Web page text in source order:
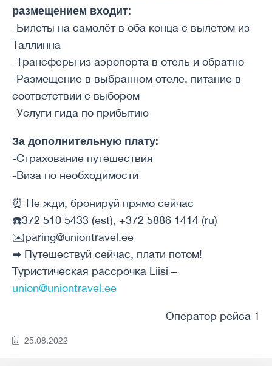
размещением входит:
-Билеты на самолёт в оба конца с вылетом из
Таллинна
-Трансферы из аэропорта в отель и обратно
-Размещение в выбранном отеле, питание в
соответствии с выбором
-Услуги гида по прибытию
За дополнительную плату:
-Страхование путешествия
-Виза по необходимости
⏰ Не жди, бронируй прямо сейчас
☎️372 510 5433 (est), +372 5886 1414 (ru)
✉️paring@uniontravel.ee
➡ Путешествуй сейчас, плати потом!
Туристическая рассрочка Liisi –
union@uniontravel.ee
Оператор рейса 1
25.08.2022